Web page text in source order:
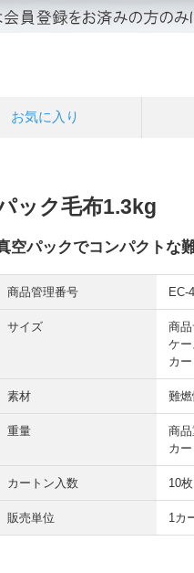
お気に入り
ック毛布1.3kg
空パックでコンパクトな
商品管理番号 EC-
サイズ
商
ケ
カ
素材 難
重量
商
カ
カートン入数 10枚
販売単位 1カ